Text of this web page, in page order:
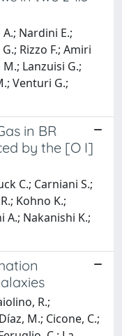
Nardini E.;
Rizzo F.; Amiri
Lanzuisi G.;
Venturi G.;
in BR
by the [O I]
C.; Carniani S.;
Kohno K.;
A.; Nakanishi K.;
R.;
M.; Cicone, C.;